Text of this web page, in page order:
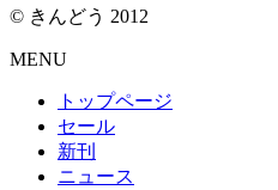
© きんどう 2012
MENU
トップページ
セール
新刊
ニュース